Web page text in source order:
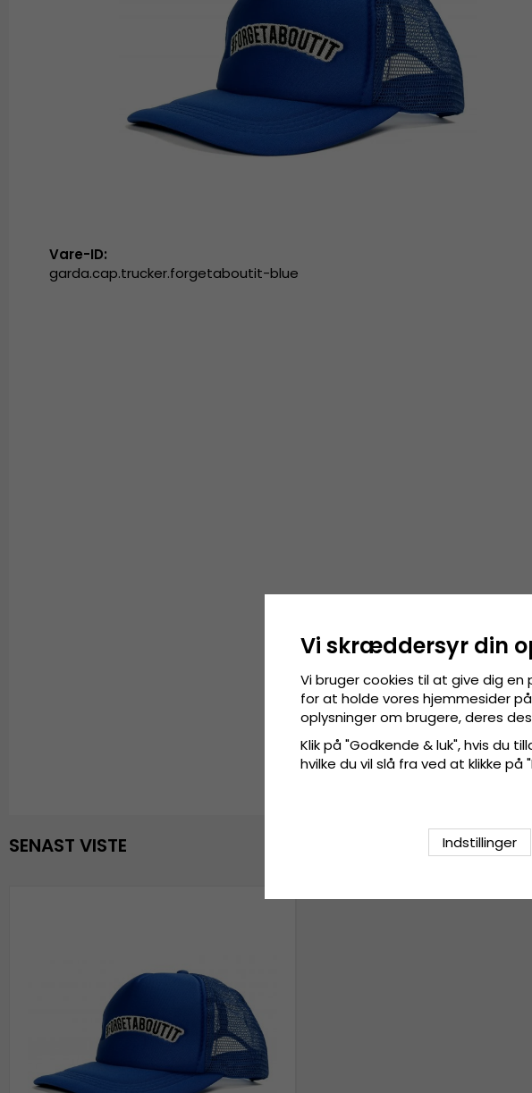
Vare-ID:
garda.cap.trucker.forgetaboutit-blue
SENAST VISTE
Vi skræddersyr din
Vi bruger cookies til at give dig
for at holde vores hjemmesider
oplysninger om brugere, deres
Klik på "Godkende & luk", hvis du
hvilke du vil slå fra ved at klikke på
Indstillinger